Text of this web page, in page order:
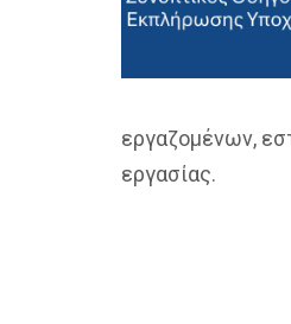
εργαζομένων,
εργασίας.